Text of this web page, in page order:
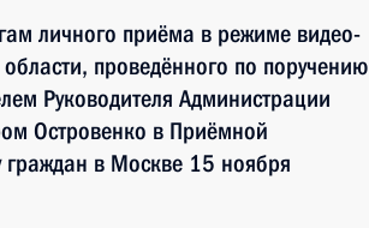
личного приёма в режиме видео-
проведённого по поручению
Руководителя Администрации
Островенко в Приёмной
в Москве 15 ноября